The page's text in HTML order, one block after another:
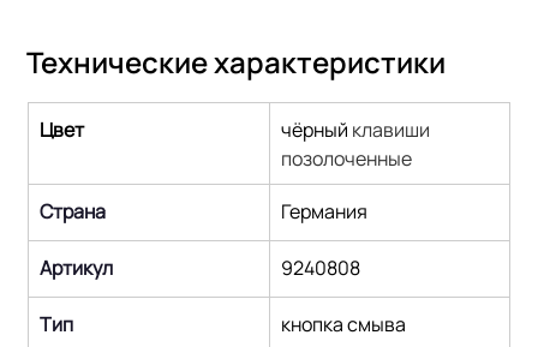
Технические характеристики
Цвет чёрный клавиши
позолоченные
Страна
Германия
Артикул 9240808
Тип кнопка смыва